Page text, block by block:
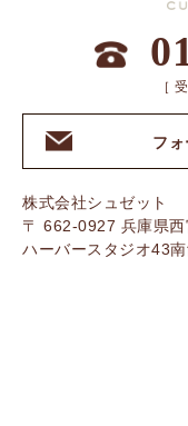
［
フ
株式会社シュゼット
〒 662-0927 兵庫県
ハーバースタジオ43